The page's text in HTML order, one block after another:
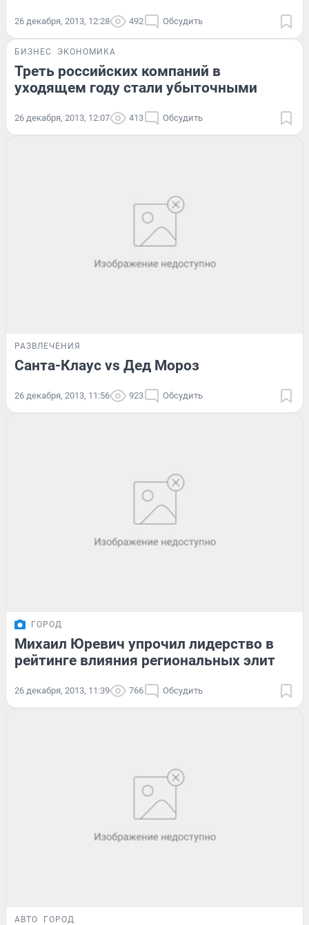
26 декабря, 2013, 12:28 492 Обсудить
БИЗНЕС ЭКОНОМИКА
Треть российских компаний в
уходящем году стали убыточными
26 декабря, 2013, 12:07 413 Обсудить
РАЗВЛЕЧЕНИЯ
Санта-Клаус vs Дед Мороз
26 декабря, 2013, 11:56 923 Обсудить
ГОРОД
Михаил Юревич упрочил лидерство в
рейтинге влияния региональных элит
26 декабря, 2013, 11:39 766 Обсудить
АВТО ГОРОД